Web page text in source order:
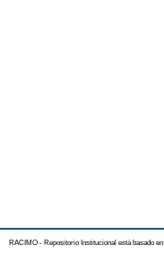
RACIMO - Repositorio Institucional está basado en